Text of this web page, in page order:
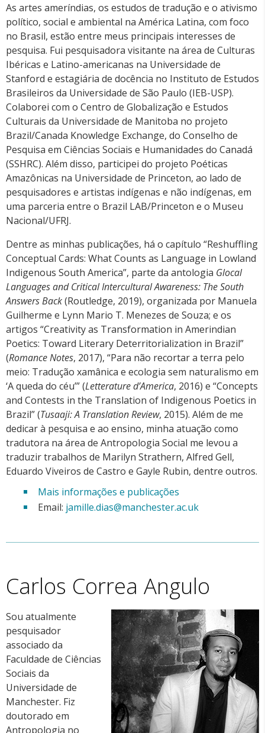
As artes ameríndias, os estudos de tradução e o ativismo
político, social e ambiental na América Latina, com foco
no Brasil, estão entre meus principais interesses de
pesquisa. Fui pesquisadora visitante na área de Culturas
Ibéricas e Latino-americanas na Universidade de
Stanford e estagiária de docência no Instituto de Estudos
Brasileiros da Universidade de São Paulo (IEB-USP).
Colaborei com o Centro de Globalização e Estudos
Culturais da Universidade de Manitoba no projeto
Brazil/Canada Knowledge Exchange, do Conselho de
Pesquisa em Ciências Sociais e Humanidades do Canadá
(SSHRC). Além disso, participei do projeto Poéticas
Amazônicas na Universidade de Princeton, ao lado de
pesquisadores e artistas indígenas e não indígenas, em
uma parceria entre o Brazil LAB/Princeton e o Museu
Nacional/UFRJ.
Dentre as minhas publicações, há o capítulo “Reshuffling
Conceptual Cards: What Counts as Language in Lowland
Indigenous South America”, parte da antologia Glocal
Languages and Critical Intercultural Awareness: The South
Answers Back(Routledge, 2019), organizada por Manuela
Guilherme e Lynn Mario T. Menezes de Souza; e os
artigos “Creativity as Transformation in Amerindian
Poetics: Toward Literary Deterritorialization in Brazil”
(Romance Notes, 2017), “Para não recortar a terra pelo
meio: Tradução xamânica e ecologia sem naturalismo em
‘A queda do céu’” (Letterature d’America, 2016) e “Concepts
and Contests in the Translation of Indigenous Poetics in
Brazil” (Tusaaji: A Translation Review, 2015). Além de me
dedicar à pesquisa e ao ensino, minha atuação como
tradutora na área de Antropologia Social me levou a
traduzir trabalhos de Marilyn Strathern, Alfred Gell,
Eduardo Viveiros de Castro e Gayle Rubin, dentre outros.
Mais informações e publicações
Email: jamille.dias@manchester.ac.uk
Carlos Correa Angulo
Sou atualmente
pesquisador
associado da
Faculdade de Ciências
Sociais da
Universidade de
Manchester. Fiz
doutorado em
Antropologia no